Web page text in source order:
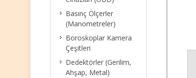
Basınç Ölçerler
(Manometreler)
Boroskoplar Kamera
Çeşitleri
Dedektörler (Gerilim,
Ahşap, Metal)